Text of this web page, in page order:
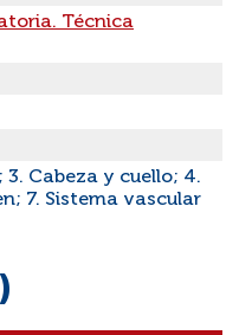
Técnica
3. Cabeza y cuello; 4.
7. Sistema vascular